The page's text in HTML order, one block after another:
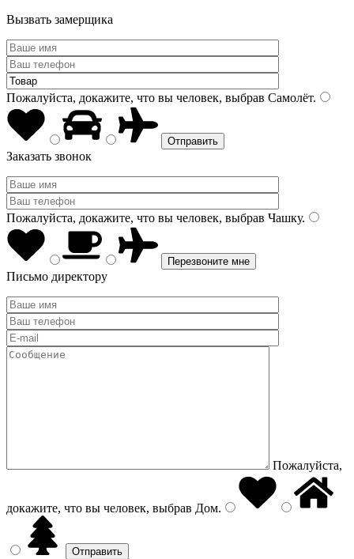
Вызвать замерщика
Пожалуйста, докажите, что вы человек, выбрав Самолёт.
Заказать звонок
Пожалуйста, докажите, что вы человек, выбрав Чашку.
Письмо директору
Пожалуйста,
докажите, что вы человек, выбрав Дом.